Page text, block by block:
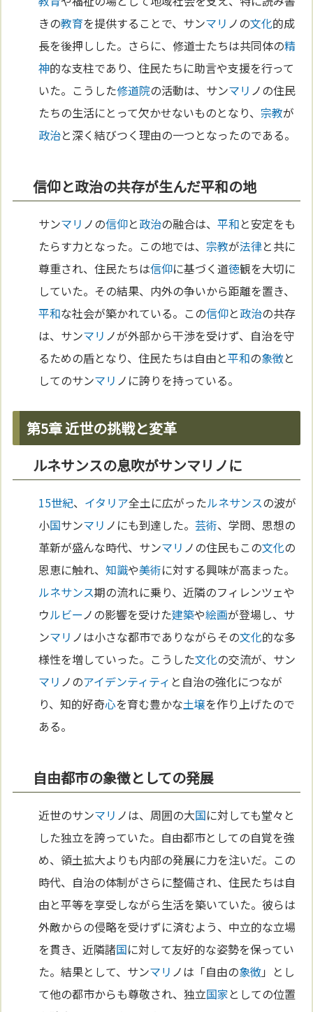
きの教育を提供することで、サンマリ ノの文化的成
長を後押しした。さらに、修道士たちは共同体の精
神的な支柱であり、住民たちに助言や支援を行って
いた。こうした修道院の活動は、サンマリ ノの住民
たちの生活にとって欠かせないものとなり、 宗教が
政治と深く結びつく理由の一つとなったのである。
信仰と政治の共存が生んだ平和の地
サンマリ ノの信仰と政治の融合は、平和と安定をも
たらす力となった。この地では、 宗教が法律と共に
尊重され、住民たちは信仰に基づく道徳観を大切に
していた。その結果、内外の争いから距離を置き、
平和な社会が築かれている。この信仰と政治の共存
は、サンマリ ノが外部から干渉を受けず、自治を守
るための盾となり、住民たちは自由と平和の象徴と
してのサンマリ ノに誇りを持っている。
第5章 近世の挑戦と変革
ルネサンスの息吹がサンマリノに
15世紀、 イタリア全土に広がったルネサンスの波が
小国サンマリ ノにも到達した。芸術、学問、思想の
革新が盛んな時代、サンマリ ノの住民もこの文化の
恩恵に触れ、知識や美術に対する興味が高まった。
ルネサンス期の流れに乗り、近隣のフィレンツェや
ウルビーノの影響を受けた建築や絵画が登場し、サ
ンマリ ノは小さな都市でありながらその文化的な多
様性を増していった。こうした文化の交流が、サン
マリ ノのアイデンティティ と自治の強化につなが
り、知的好奇心を育む豊かな土壌を作り上げたので
ある。
自由都市の象徴としての発展
近世のサンマリ ノは、周囲の大国に対しても堂々と
した独立を誇っていた。自由都市としての自覚を強
め、領土拡大よりも内部の発展に力を注いだ。この
時代、自治の体制がさらに整備され、住民たちは自
由と平等を享受しながら生活を築いていた。彼らは
外敵からの侵略を受けずに済むよう、中立的な立場
を貫き、近隣諸国に対して友好的な姿勢を保ってい
た。結果として、サンマリ ノは「自由の象徴」とし
て他の都市からも尊敬され、独立国家としての位置